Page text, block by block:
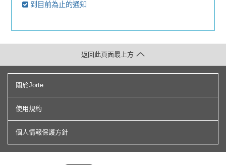
到目前為止的通知
關於Jorte
使用規約
個人情報保護方針
返回此頁面最上方